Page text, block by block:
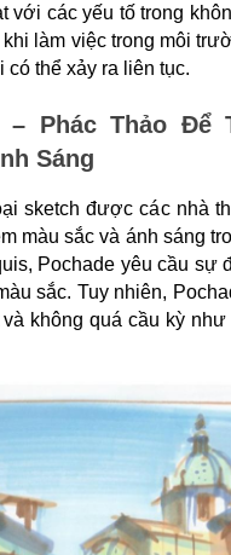
với các yếu tố trong
làm việc trong môi
có thể xảy ra liên tục.
– Phác Thảo Để
Sáng
sketch được các nhà
màu sắc và ánh sáng
Pochade yêu cầu sự
sắc. Tuy nhiên,
không quá cầu kỳ